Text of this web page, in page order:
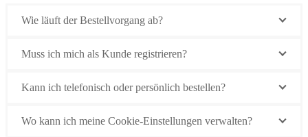
Wie läuft der Bestellvorgang ab?
Muss ich mich als Kunde registrieren?
Kann ich telefonisch oder persönlich bestellen?
Wo kann ich meine Cookie-Einstellungen verwalten?